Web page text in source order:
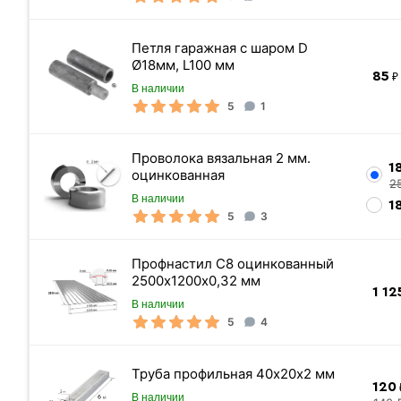
Петля гаражная с шаром D
Ø18мм, L100 мм
В наличии
5 1
85 ₽
Проволока вязальная 2 мм.
оцинкованная
В наличии
5 3
Профнастил С8 оцинкованный
2500х1200х0,32 мм
В наличии
5 4
1
Труба профильная 40х20х2 мм
В наличии
120
Высота / Длина
Легирование Si
Устойчивость к коррозии
Вид проволоки
Стандарт
Страна-производитель
Материал